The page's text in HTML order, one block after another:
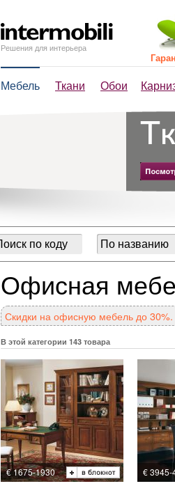
Решения для интерьера
Мебель Ткани Обои
Офисная
Скидки на офисную мебель до
В этой категории 143 товара
€ 1675-1930 € 3945-